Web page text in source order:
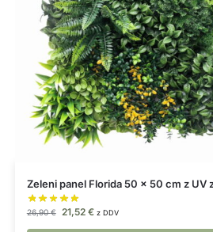
Zeleni panel Florida 50 x 50 cm z UV
26,90€ 21,52 € z DDV